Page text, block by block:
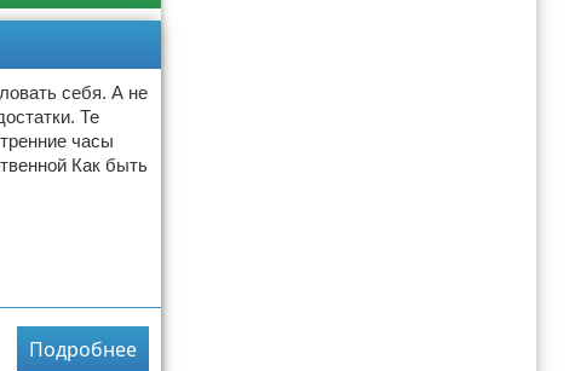
себя. А не
Те
часы
Как быть
Подробнее